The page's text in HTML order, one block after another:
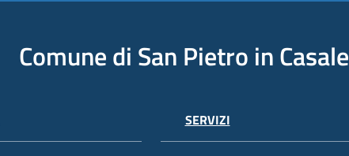
Comune di San Pietro in Casale
SERVIZI